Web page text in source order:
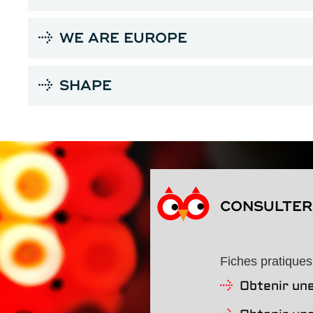
WE ARE EUROPE
SHAPE
Fiches pratiques
Obtenir